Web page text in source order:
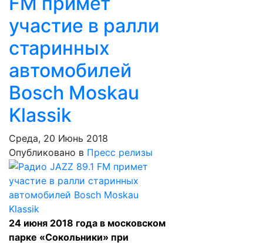
участие в ралли
старинных
автомобилей
Bosch Moskau
Klassik
Среда, 20 Июнь 2018
Опубликовано в Пресс релизы
24 июня 2018 года в московском
парке «Сокольники» при